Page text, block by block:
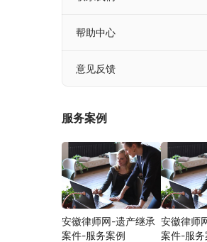
帮助中心
意见反馈
服务案例
安徽律师网-遗产继承
案件-服务案例
安徽律师
案件-服务